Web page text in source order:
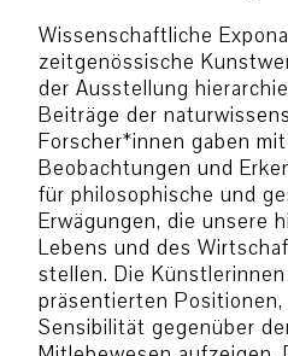
Wissenschaftliche
zeitgenössische
der Ausstellung
Beiträge der
Forscher*innen gaben
Beobachtungen und
für philosophische und
Erwägungen, die unsere
Lebens und des
stellen. Die
präsentierten
Sensibilität gegenüber